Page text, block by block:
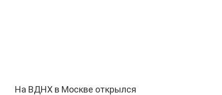
На ВДНХ в Москве открылся